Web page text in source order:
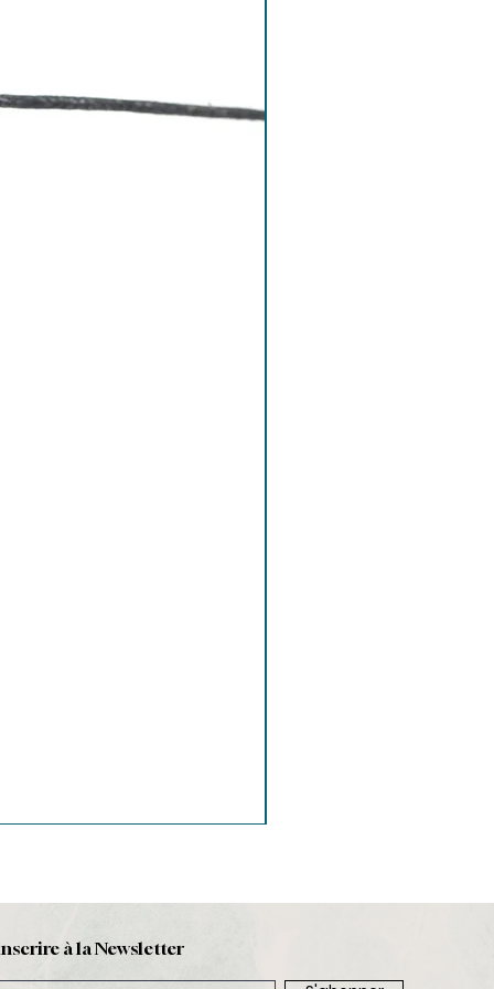
à la Newsletter